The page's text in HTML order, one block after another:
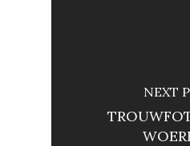
NEXT